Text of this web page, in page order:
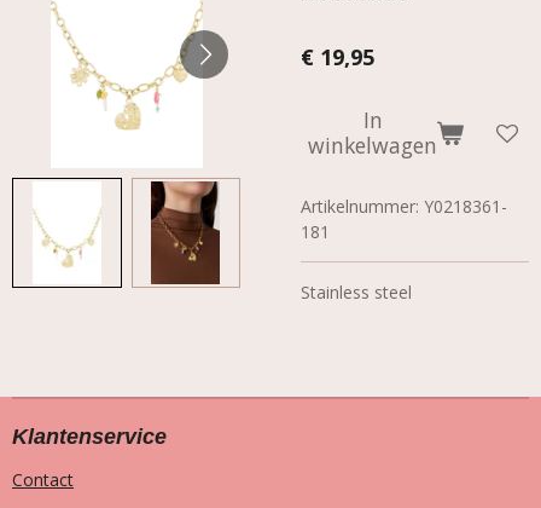
€ 19,95
In
winkelwagen
Artikelnummer: Y0218361-
181
Stainless steel
Klantenservice
Contact